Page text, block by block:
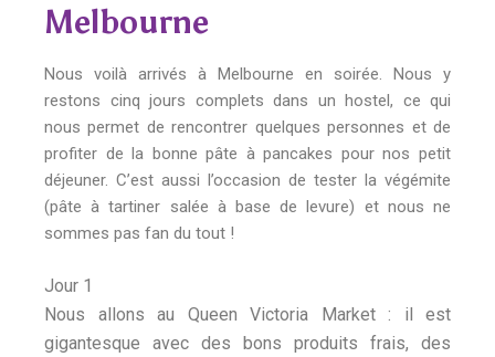
Melbourne
Nous voilà arrivés à Melbourne en soirée. Nous y
restons cinq jours complets dans un hostel, ce qui
nous permet de rencontrer quelques personnes et de
profiter de la bonne pâte à pancakes pour nos petit
déjeuner. C’est aussi l’occasion de tester la végémite
(pâte à tartiner salée à base de levure) et nous ne
sommes pas fan du tout !
Jour 1
Nous allons au Queen Victoria Market : il est
gigantesque avec des bons produits frais, des